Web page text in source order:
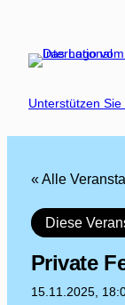
Unterstützen
« Alle
Diese
Private
15.11.2025,